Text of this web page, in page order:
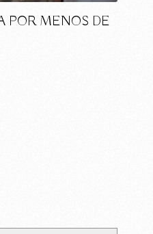
POR MENOS DE